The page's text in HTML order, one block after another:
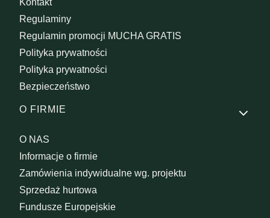
Kontakt
Regulaminy
Regulamin promocji MUCHA GRATIS
Polityka prywatności
Polityka prywatności
Bezpieczeństwo
O FIRMIE
O NAS
Informacje o firmie
Zamówienia indywidualne wg. projektu
Sprzedaż hurtowa
Fundusze Europejskie